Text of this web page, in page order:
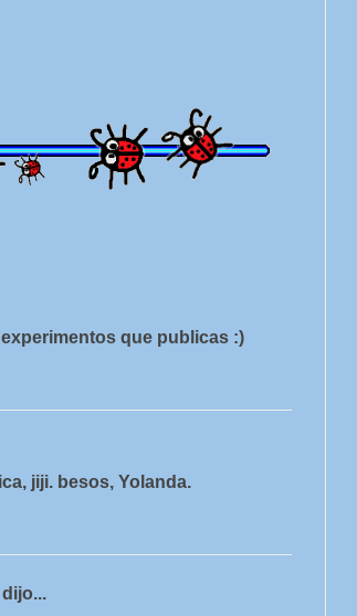
que publicas :)
jiji. besos, Yolanda.
dijo...